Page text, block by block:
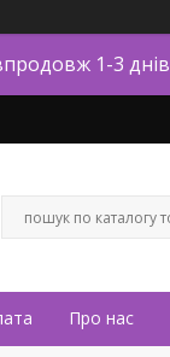
1-3 днів
Про нас